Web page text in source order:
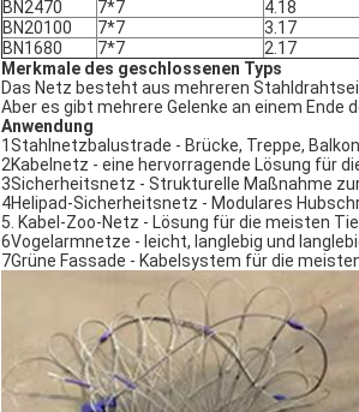
BN2470
7*7 4.18
BN20100
7*7 3.17
BN1680
7*7 2.17
Merkmale des geschlossenen Typs
Das Netz besteht aus mehreren
Aber es gibt mehrere Gelenke an einem Ende
Anwendung
1Stahlnetzbalustrade - Brücke, Treppe,
2Kabelnetz - eine hervorragende Lösung für
3Sicherheitsnetz - Strukturelle Maßnahme
4Helipad-Sicherheitsnetz - Modulares
5. Kabel-Zoo-Netz - Lösung für die meisten
6Vogelarmnetze - leicht, langlebig und
7Grüne Fassade - Kabelsystem für die